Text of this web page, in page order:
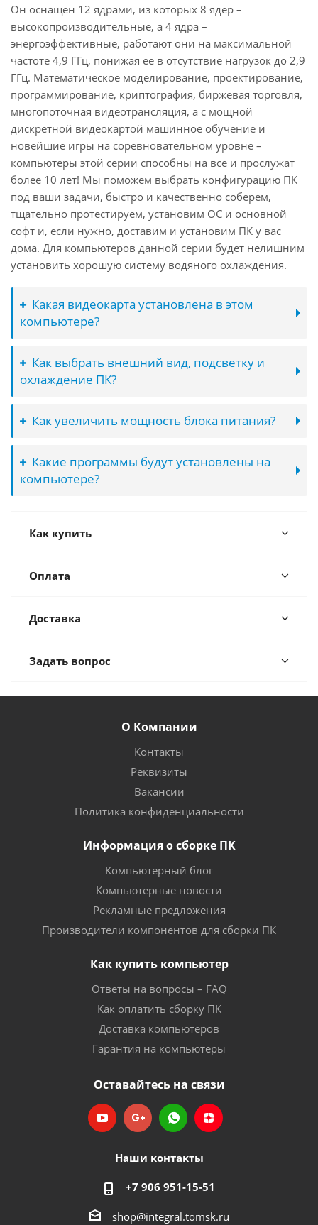
Он оснащен 12 ядрами, из которых 8 ядер –
высокопроизводительные, а 4 ядра –
энергоэффективные, работают они на максимальной
частоте 4,9 ГГц, понижая ее в отсутствие нагрузок до 2,9
ГГц. Математическое моделирование, проектирование,
программирование, криптография, биржевая торговля,
многопоточная видеотрансляция, а с мощной
дискретной видеокартой машинное обучение и
новейшие игры на соревновательном уровне –
компьютеры этой серии способны на всё и прослужат
более 10 лет! Мы поможем выбрать конфигурацию ПК
под ваши задачи, быстро и качественно соберем,
тщательно протестируем, установим ОС и основной
софт и, если нужно, доставим и установим ПК у вас
дома. Для компьютеров данной серии будет нелишним
установить хорошую систему водяного охлаждения.
Какая видеокарта установлена в этом
компьютере?
Как выбрать внешний вид, подсветку и
охлаждение ПК?
Как увеличить мощность блока питания?
Какие программы будут установлены на
компьютере?
Как купить
Оплата
Доставка
Задать вопрос
О Компании
Контакты
Реквизиты
Вакансии
Политика конфиденциальности
Информация о сборке ПК
Компьютерный блог
Компьютерные новости
Рекламные предложения
Производители компонентов для сборки ПК
Как купить компьютер
Ответы на вопросы – FAQ
Как оплатить сборку ПК
Доставка компьютеров
Гарантия на компьютеры
Оставайтесь на связи
Наши контакты
+7 906 951-15-51
shop@integral.tomsk.ru